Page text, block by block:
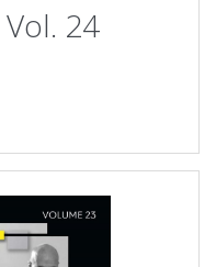
Vol. 24